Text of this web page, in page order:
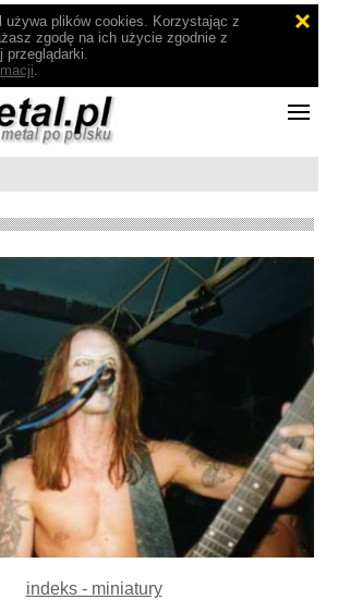
używa plików cookies. Korzystając z
zgodę na ich użycie zgodnie z
przeglądarki.
.
indeks - miniatury